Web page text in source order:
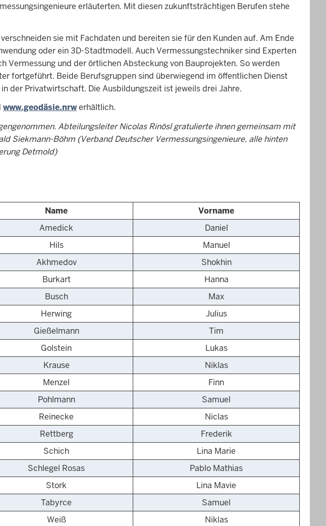
erläuterten. Mit diesen zukunftsträchtigen Berufen stehe
sie mit Fachdaten und bereiten sie für den Kunden auf. Am Ende
oder ein 3D-Stadtmodell. Auch Vermessungstechniker sind Experten
und der örtlichen Absteckung von Bauprojekten. So werden
fortgeführt. Beide Berufsgruppen sind überwiegend im öffentlichen Dienst
der Privatwirtschaft. Die Ausbildungszeit ist jeweils drei Jahre.
www.geodäsie.nrwerhältlich.
Abteilungsleiter Nicolas Rinösl gratulierte ihnen gemeinsam mit
Siekmann-Böhm (Verband Deutscher Vermessungsingenieure, alle hinten
Detmold)
Name
Vorname
Amedick
Daniel
Hils
Manuel
Akhmedov
Shokhin
Burkart
Hanna
Busch
Max
Herwing
Julius
Gießelmann
Tim
Golstein
Lukas
Krause
Niklas
Menzel
Finn
Pohlmann
Samuel
Reinecke
Niclas
Rettberg
Frederik
Schich
Lina Marie
Schlegel Rosas
Pablo Mathias
Stork
Lina Mavie
Tabyrce
Samuel
Weiß
Niklas